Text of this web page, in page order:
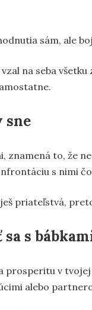
sám, ale
na seba
sne
znamená to, že
s nimi
priateľstvá,
s
prosperitu v
alebo